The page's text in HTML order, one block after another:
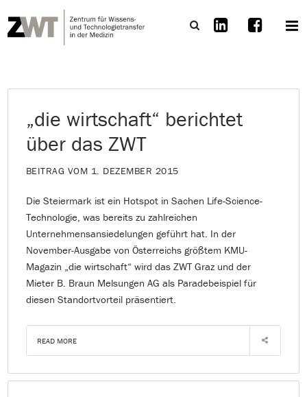
„die wirtschaft“ berichtet
über das ZWT
BEITRAG VOM 1. DEZEMBER 2015
Die Steiermark ist ein Hotspot in Sachen Life-Science-
Technologie, was bereits zu zahlreichen
Unternehmensansiedelungen geführt hat. In der
November-Ausgabe von Österreichs größtem KMU-
Magazin „die wirtschaft“ wird das ZWT Graz und der
Mieter B. Braun Melsungen AG als Paradebeispiel für
diesen Standortvorteil präsentiert.
READ MORE